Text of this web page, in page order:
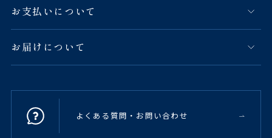
お支払いについて
お届けについて
よくある質問・お問い合わせ